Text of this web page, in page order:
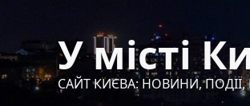
вмісту
У місті
САЙТ КИЄВА: НОВИНИ,